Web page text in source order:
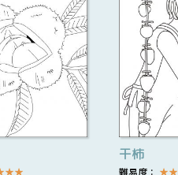
★★
干柿
難易度： ★★